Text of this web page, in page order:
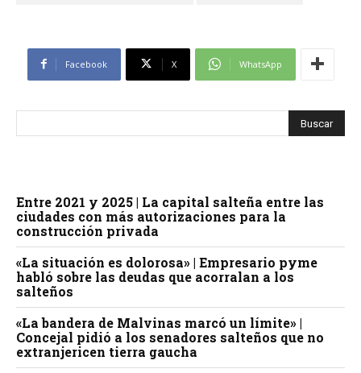
Facebook X WhatsApp
Entre 2021 y 2025 | La capital salteña entre las
ciudades con más autorizaciones para la
construcción privada
«La situación es dolorosa» | Empresario pyme
habló sobre las deudas que acorralan a los
salteños
«La bandera de Malvinas marcó un límite» |
Concejal pidió a los senadores salteños que no
extranjericen tierra gaucha